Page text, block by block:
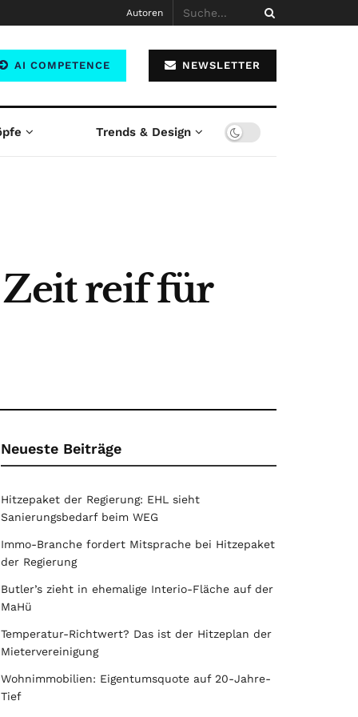
Autoren
AI COMPETENCE NEWSLETTER
Trends & Design
Zeit reif für
Neueste Beiträge
Hitzepaket der Regierung: EHL sieht
Sanierungsbedarf beim WEG
Immo-Branche fordert Mitsprache bei Hitzepaket
der Regierung
Butler’s zieht in ehemalige Interio-Fläche auf der
MaHü
Temperatur-Richtwert? Das ist der Hitzeplan der
Mietervereinigung
Wohnimmobilien: Eigentumsquote auf 20-Jahre-
Tief